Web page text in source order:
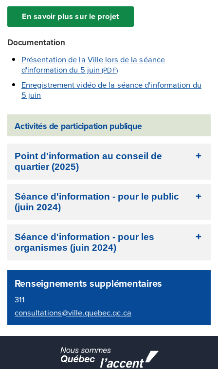
En savoir plus sur le projet
Documentation
Présentation de la Ville lors de la séance
d'information du 5 juin (PDF)
Enregistrement vidéo de la séance d'information du
5 juin
Activités de participation publique
Point d'information au conseil de
quartier (2025)
Séance d'information - pour le public
(juin 2024)
Séance d'information - pour les
organismes (juin 2024)
Renseignements supplémentaires
311
consultations@ville.quebec.qc.ca